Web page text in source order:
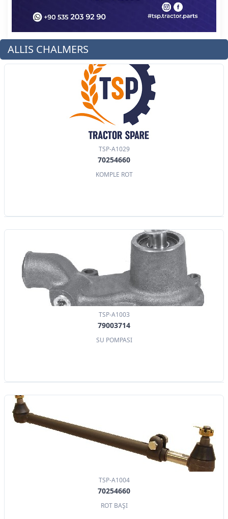
ALLIS CHALMERS
TSP-A1029
70254660
KOMPLE ROT
TSP-A1003
79003714
SU POMPASI
TSP-A1004
70254660
ROT BAŞI